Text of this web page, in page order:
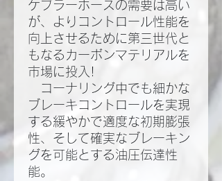
ケブラーホースの需要は高い
が、よりコントロール性能を
向上させるために第三世代と
もなるカーボンマテリアルを
市場に投入!​
コーナリング中でも細かな
ブレーキコントロールを実現
する緩やかで適度な初期膨張
性、そして確実なブレーキン
グを可能とする油圧伝達性
能。​